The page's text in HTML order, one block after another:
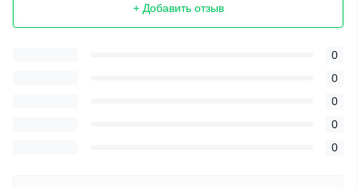
+ Добавить отзыв
0
0
0
0
0